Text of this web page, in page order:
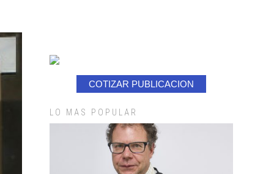
COTIZAR PUBLICACION
LO MAS POPULAR